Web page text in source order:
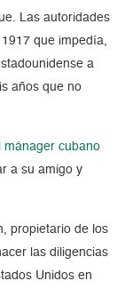
Las autoridades
que impedía,
a
años que no
mánager cubano
a su amigo y
propietario de los
las diligencias
Unidos en